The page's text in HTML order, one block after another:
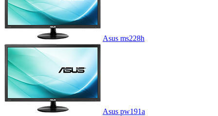
Asus ms228h
Asus pw191a